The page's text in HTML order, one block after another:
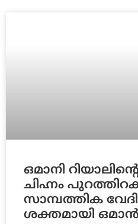
ഒമാനി
ചിഹ്നം
സാമ്പത്തിക
ശക്തമായി ഒമാൻ